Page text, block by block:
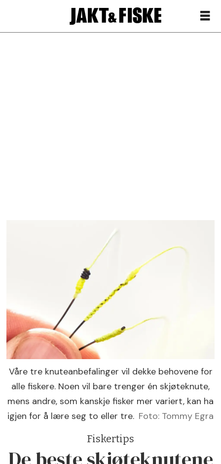
Våre tre knuteanbefalinger vil dekke behovene for
alle fiskere. Noen vil bare trenger én skjøteknute,
mens andre, som kanskje fisker mer variert, kan ha
igjen for å lære seg to eller tre. Foto: Tommy Egra
Fiskertips